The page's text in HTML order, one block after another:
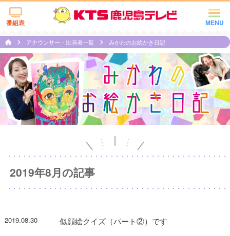
MENU
番組表
アナウンサー・出演者一覧 みかわのお絵かき日記
2019年8月の記事
2019.08.30 似顔絵クイズ（パート②）です